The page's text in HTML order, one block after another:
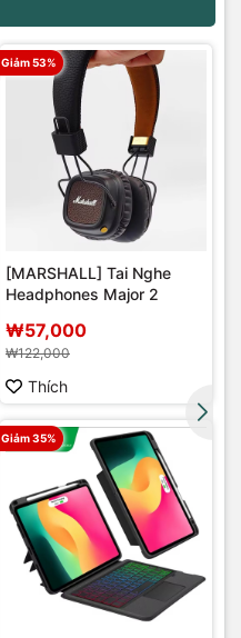
Giảm 53%
[MARSHALL] Tai Nghe
Headphones Major 2
₩57,000
₩122,000
Thích
Giảm 35%